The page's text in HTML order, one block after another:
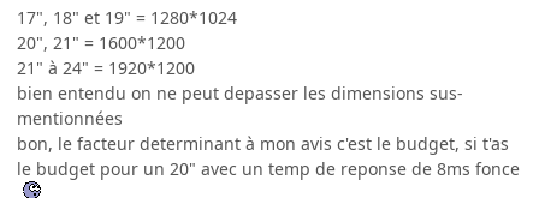
17", 18" et 19" = 1280*1024
20", 21" = 1600*1200
21" à 24" = 1920*1200
bien entendu on ne peut depasser les dimensions sus-
mentionnées
bon, le facteur determinant à mon avis c'est le budget, si t'as
le budget pour un 20" avec un temp de reponse de 8ms fonce